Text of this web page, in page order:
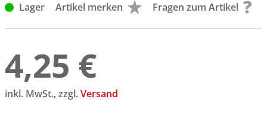
Lager Artikel merken Fragen zum Artikel
4,25 €
inkl. MwSt., zzgl.Versand